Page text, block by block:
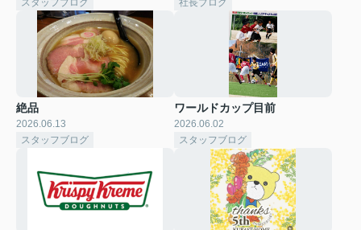
スタッフブログ
社長ブログ
絶品
2026.06.13
スタッフブログ
ワールドカップ目前
2026.06.02
スタッフブログ